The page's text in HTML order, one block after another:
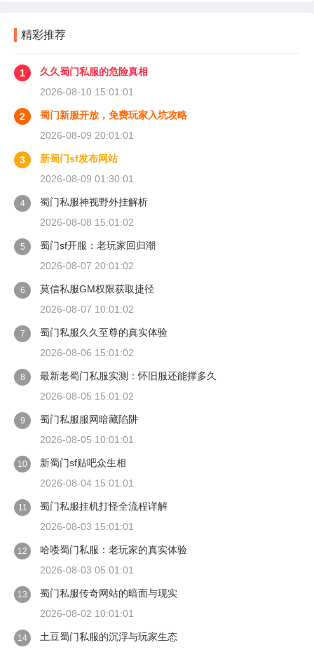
精彩推荐
1
久久蜀门私服的危险真相
2026-08-10 15:01:01
2
蜀门新服开放，免费玩家入坑攻略
2026-08-09 20:01:01
3
新蜀门sf发布网站
2026-08-09 01:30:01
4
蜀门私服神视野外挂解析
2026-08-08 15:01:02
5
蜀门sf开服：老玩家回归潮
2026-08-07 20:01:02
6
莫信私服GM权限获取捷径
2026-08-07 10:01:02
7
蜀门私服久久至尊的真实体验
2026-08-06 15:01:02
8
最新老蜀门私服实测：怀旧服还能撑多久
2026-08-05 15:01:02
9
蜀门私服服网暗藏陷阱
2026-08-05 10:01:01
10
新蜀门sf贴吧众生相
2026-08-04 15:01:01
11
蜀门私服挂机打怪全流程详解
2026-08-03 15:01:01
12
哈喽蜀门私服：老玩家的真实体验
2026-08-03 05:01:01
13
蜀门私服传奇网站的暗面与现实
2026-08-02 10:01:01
14
土豆蜀门私服的沉浮与玩家生态